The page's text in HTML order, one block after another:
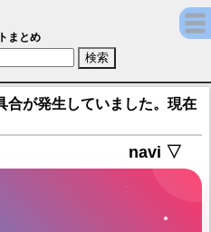
麻美子)【勝利の女神：
まとめ
合が発生していました。現在
navi ▽